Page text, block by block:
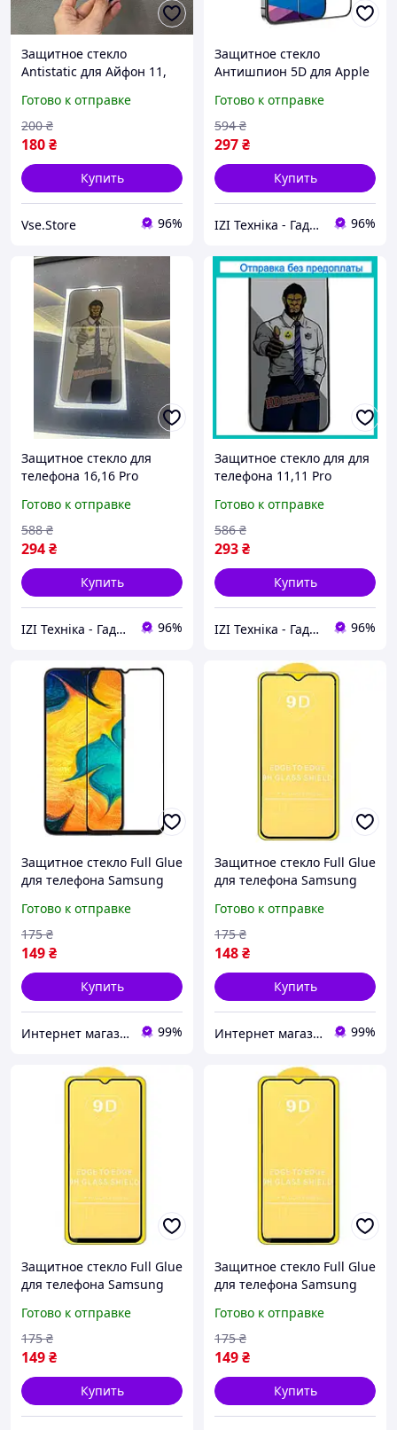
Защитное стекло
Antistatic для Айфон 11,
телефона iPhone 11
Готово к отправке
180₴
200 ₴
Купить
Vse.Store 96%
Защитное стекло
Антишпион 5D для Apple
телефона
Готово к отправке
297₴
594 ₴
Купить
IZI Техніка - Гаджети та аксесуари 96%
Защитное стекло для
телефона 16,16 Pro
стекло для айфона iPhone
Готово к отправке
294₴
588 ₴
Купить
IZI Техніка - Гаджети та аксесуари 96%
Защитное стекло для для
телефона 11,11 Pro
iPhone, стекло айфона
Apple
Готово к отправке
293₴
586 ₴
Купить
IZI Техніка - Гаджети та аксесуари 96%
Защитное стекло Full Glue
для телефона Samsung
) - Black
Готово к отправке
149₴
175 ₴
Купить
Интернет магазин PRIMO 99%
Защитное стекло Full Glue
для телефона Samsung
M205 ) - Black
Готово к отправке
148₴
175 ₴
Купить
Интернет магазин PRIMO 99%
Защитное стекло Full Glue
для телефона Samsung
) - Black
Готово к отправке
149₴
175 ₴
Купить
Защитное стекло Full Glue
для телефона Samsung
) - Black
Готово к отправке
149₴
175 ₴
Купить